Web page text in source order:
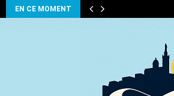
EN CE MOMENT